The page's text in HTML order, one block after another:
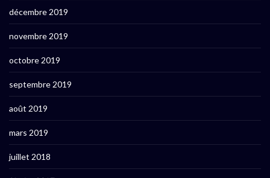
décembre 2019
novembre 2019
octobre 2019
septembre 2019
août 2019
mars 2019
juillet 2018